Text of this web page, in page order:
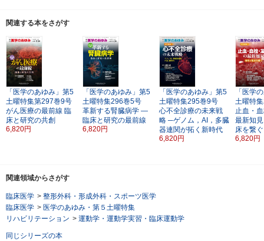
関連する本をさがす
「医学のあゆみ」第5
土曜特集第297巻9号
がん医療の最前線 臨
床と研究の共創
6,820円
「医学のあゆみ」第5
土曜特集296巻5号
革新する腎臓病学 ―
臨床と研究の最前線
6,820円
「医学のあゆみ」第5
土曜特集295巻9号
心不全診療の未来戦
略 ─ゲノム，AI，多臓
器連関が拓く新時代
6,820円
「医学
土曜特
止血・
最新知見
床を繋ぐ
6,820円
関連領域からさがす
臨床医学 > 整形外科・形成外科・スポーツ医学
臨床医学 > 医学のあゆみ・第５土曜特集
リハビリテーション > 運動学・運動学実習・臨床運動学
同じシリーズの本